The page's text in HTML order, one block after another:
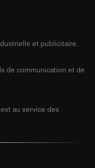
et publicitaire.
de communication et de
au service des